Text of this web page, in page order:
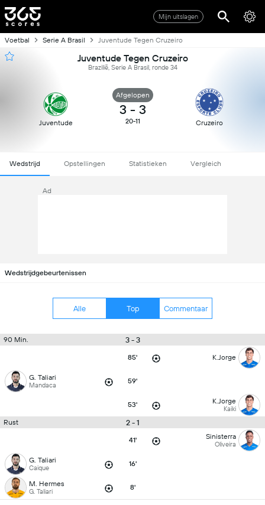
Mijn uitslagen
Voetbal Serie A Brasil Juventude Tegen Cruzeiro
Juventude Tegen Cruzeiro
Brazilië, Serie A Brasil, ronde 34
Juventude
Afgelopen
3 - 3
20-11 Cruzeiro
Wedstrijd Opstellingen Statistieken Vergleich
Ad
Wedstrijdgebeurtenissen
Alle Top Commentaar
90 Min. 3 - 3
85' K.Jorge
G. Taliari
Mandaca 59'
53' K.Jorge
Kaiki
Rust 2 - 1
41' Sinisterra
Oliveira
G. Taliari
Caique 16'
M. Hermes
G. Taliari 8'